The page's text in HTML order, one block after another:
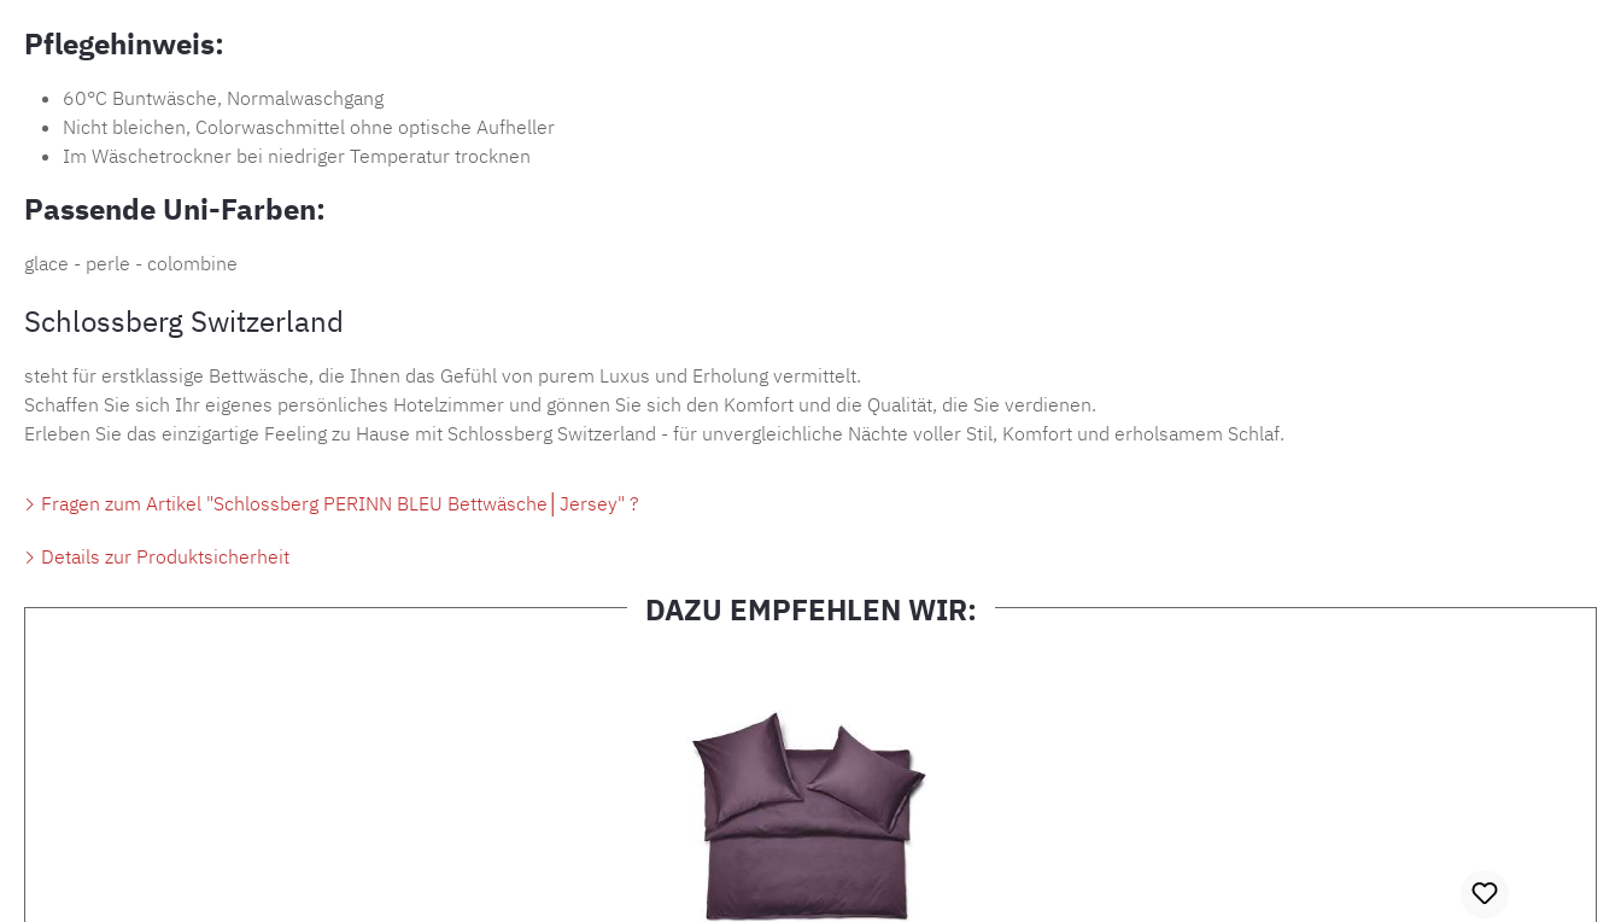
Pflegehinweis:
60°C Buntwäsche, Normalwaschgang
Nicht bleichen, Colorwaschmittel ohne optische Aufheller
Im Wäschetrockner bei niedriger Temperatur trocknen
Passende Uni-Farben:
glace - perle - colombine
Schlossberg Switzerland
steht für erstklassige Bettwäsche, die Ihnen das Gefühl von purem Luxus und Erholung vermittelt.
Schaffen Sie sich Ihr eigenes persönliches Hotelzimmer und gönnen Sie sich den Komfort und die Qualität, die Sie verdienen.
Erleben Sie das einzigartige Feeling zu Hause mit Schlossberg Switzerland - für unvergleichliche Nächte voller Stil, Komfort und erholsamem Schlaf.
Fragen zum Artikel "Schlossberg PERINN BLEU Bettwäsche│Jersey" ?
Details zur Produktsicherheit
DAZU EMPFEHLEN WIR: